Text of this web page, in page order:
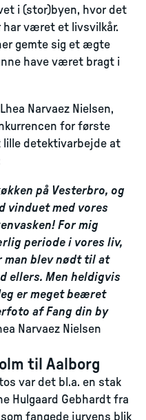
i (stor)byen, hvor det
har været et livsvilkår.
gemte sig et ægte
have været bragt i
Narvaez Nielsen,
for første
detektivarbejde at
på Vesterbro, og
vinduet med vores
For mig
periode i vores liv,
blev nødt til at
ellers. Men heldigvis
er meget beæret
af Fang din by
Narvaez Nielsen
til Aalborg
var det bl.a. en stak
Hulgaard Gebhardt fra
fangede juryens blik